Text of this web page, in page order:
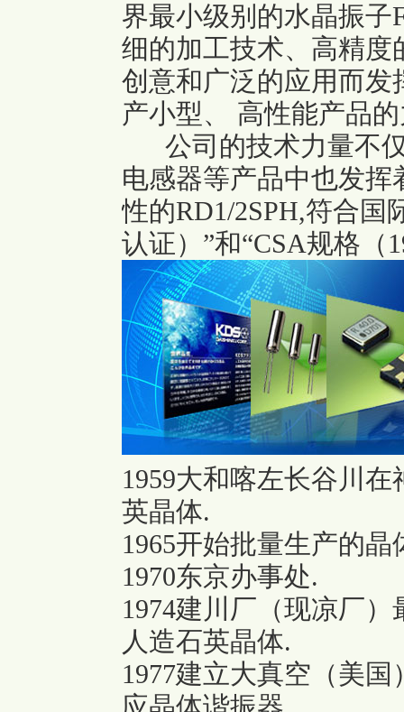
界最小级别的水晶振子
细的加工技术、高精
创意和广泛的应用而
产小型、 高性能产品
公司的技术力量不仅
电感器等产品中也发
性的RD1/2SPH,符合国
认证）”和“CSA规格（
1959大和喀左长谷川
英晶体.
1965开始批量生产的
1970东京办事处.
1974建川厂（现凉厂
人造石英晶体.
1977建立大真空（美